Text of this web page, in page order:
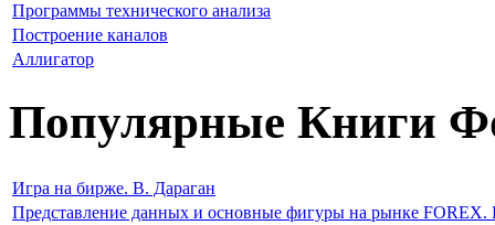
Программы технического анализа
Построение каналов
Аллигатор
Популярные Книги
Игра на бирже. В. Дараган
Представление данных и основные фигуры на рынке